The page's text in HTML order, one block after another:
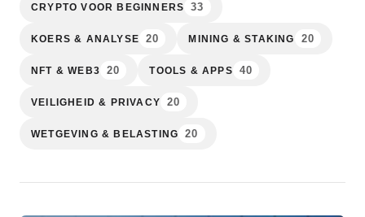
CRYPTO VOOR BEGINNERS 33
KOERS & ANALYSE 20 MINING & STAKING 20
NFT & WEB3 20 TOOLS & APPS 40
VEILIGHEID & PRIVACY 20
WETGEVING & BELASTING 20